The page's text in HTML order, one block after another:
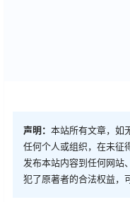
声明： 本站所有文章，如
任何个人或组织，在未征
发布本站内容到任何网站
犯了原著者的合法权益，